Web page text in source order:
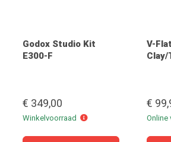
Godox Studio Kit
E300-F
€ 349,00
Winkelvoorraad Winkelvoorraad
V-
€
Online